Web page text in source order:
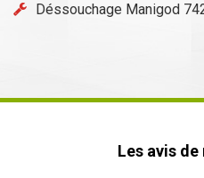
Déssouchage Manigod
Les avis